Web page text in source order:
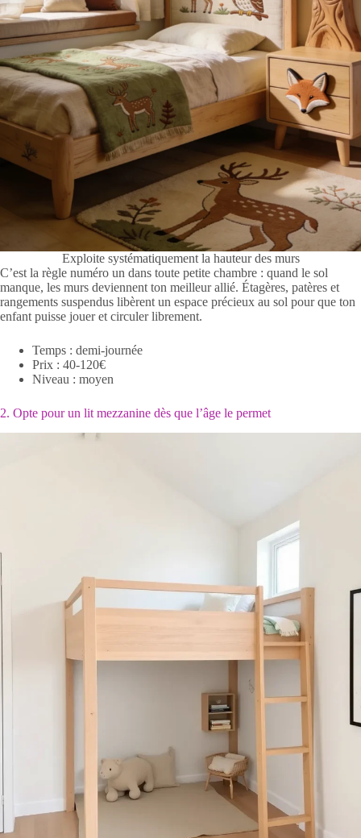
Exploite systématiquement la hauteur des murs
C’est la règle numéro un dans toute petite chambre : quand le sol
manque, les murs deviennent ton meilleur allié. Étagères, patères et
rangements suspendus libèrent un espace précieux au sol pour que ton
enfant puisse jouer et circuler librement.
Temps : demi-journée
Prix : 40-120€
Niveau : moyen
2. Opte pour un lit mezzanine dès que l’âge le permet